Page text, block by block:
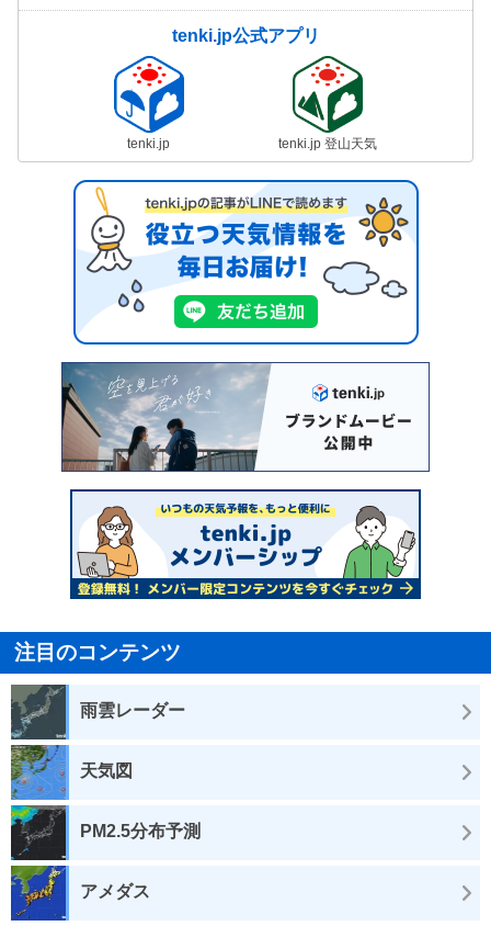
tenki.jp公式アプリ
tenki.jp tenki.jp 登山天気
注目のコンテンツ
雨雲レーダー
天気図
PM2.5分布予測
アメダス